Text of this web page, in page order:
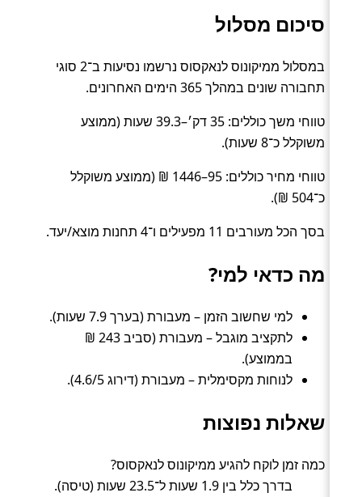
סיכום מסלול
במסלול ממיקונוס לנאקסוס נרשמו נסיעות ב־2 סוגי
תחבורה שונים במהלך 365 הימים האחרונים.
טווחי משך כוללים: 35 דק׳–39.3 שעות (ממוצע
משוקלל כ־8 שעות).
טווחי מחיר כוללים: 95–1446 ₪ (ממוצע משוקלל
כ־504 ₪).
בסך הכל מעורבים 11 מפעילים ו־4 תחנות מוצא/יעד.
מה כדאי למי?
למי שחשוב הזמן – מעבורת (בערך 7.9 שעות).
לתקציב מוגבל – מעבורת (סביב 243 ₪
בממוצע).
לנוחות מקסימלית – מעבורת (דירוג 4.6/5).
שאלות נפוצות
כמה זמן לוקח להגיע ממיקונוס לנאקסוס?
בדרך כלל בין 1.9 שעות ל־23.5 שעות (טיסה).